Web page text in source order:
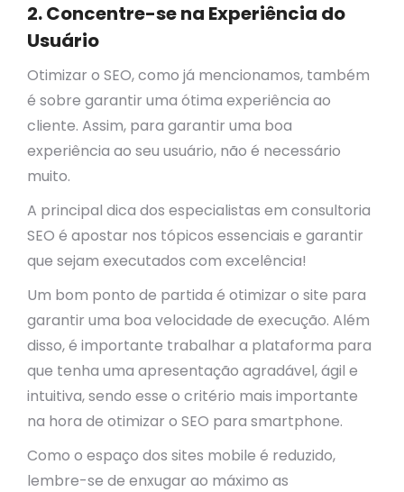
2. Concentre-se na Experiência do
Usuário
Otimizar o SEO, como já mencionamos, também
é sobre garantir uma ótima experiência ao
cliente. Assim, para garantir uma boa
experiência ao seu usuário, não é necessário
muito.
A principal dica dos especialistas em consultoria
SEO é apostar nos tópicos essenciais e garantir
que sejam executados com excelência!
Um bom ponto de partida é otimizar o site para
garantir uma boa velocidade de execução. Além
disso, é importante trabalhar a plataforma para
que tenha uma apresentação agradável, ágil e
intuitiva, sendo esse o critério mais importante
na hora de otimizar o SEO para smartphone.
Como o espaço dos sites mobile é reduzido,
lembre-se de enxugar ao máximo as